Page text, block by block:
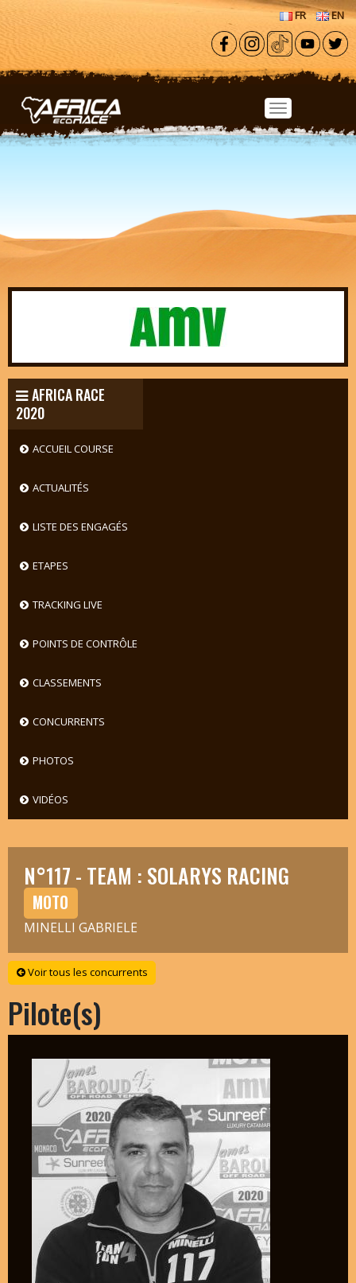
Aller au contenu principal
FR EN
AFRICA RACE
2020
ACCUEIL COURSE
ACTUALITÉS
LISTE DES ENGAGÉS
ETAPES
TRACKING LIVE
POINTS DE CONTRÔLE
CLASSEMENTS
CONCURRENTS
PHOTOS
VIDÉOS
N°117 - TEAM : SOLARYS RACING
MOTO
MINELLI GABRIELE
Voir tous les concurrents
Pilote(s)